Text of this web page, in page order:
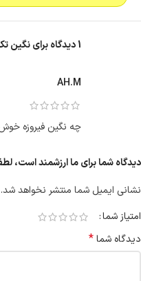
1 دیدگاه برای نگین
AH.M
چه نگین فیروزه
دیدگاه شما برای ما ارزشمند است،
نشانی ایمیل شما منتشر نخواهد شد.
امتیاز شما
دیدگاه شما*